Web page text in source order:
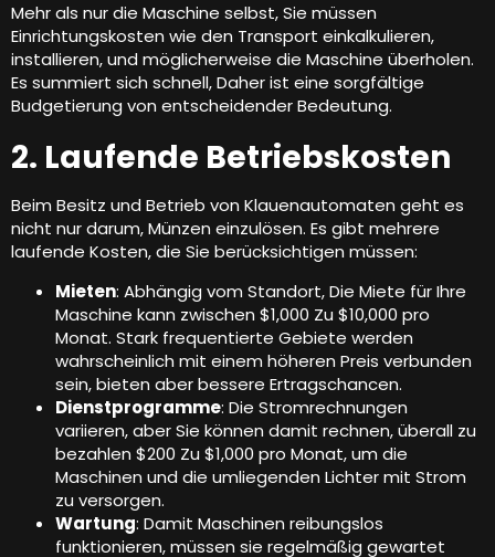
Mehr als nur die Maschine selbst, Sie müssen
Einrichtungskosten wie den Transport einkalkulieren,
installieren, und möglicherweise die Maschine überholen.
Es summiert sich schnell, Daher ist eine sorgfältige
Budgetierung von entscheidender Bedeutung.
2. Laufende Betriebskosten
Beim Besitz und Betrieb von Klauenautomaten geht es
nicht nur darum, Münzen einzulösen. Es gibt mehrere
laufende Kosten, die Sie berücksichtigen müssen:
Mieten: Abhängig vom Standort, Die Miete für Ihre
Maschine kann zwischen $1,000 Zu $10,000 pro
Monat. Stark frequentierte Gebiete werden
wahrscheinlich mit einem höheren Preis verbunden
sein, bieten aber bessere Ertragschancen.
Dienstprogramme: Die Stromrechnungen
variieren, aber Sie können damit rechnen, überall zu
bezahlen $200 Zu $1,000 pro Monat, um die
Maschinen und die umliegenden Lichter mit Strom
zu versorgen.
Wartung: Damit Maschinen reibungslos
funktionieren, müssen sie regelmäßig gewartet